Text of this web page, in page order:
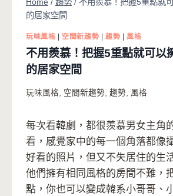
的居家空間
玩味風格 | 空間新趨勢 | 趨勢 | 風格
不用羨慕！把握5重點就可以
的居家空間
玩味風格, 空間新趨勢, 趨勢, 風格
每次看韓劇，都很羨慕男女主角
看，感覺家中的每一個角落都像
好看的照片，但又不失居住的生
他們擁有相同風格的房間不難，
點，你也可以變成韓系小哥哥、